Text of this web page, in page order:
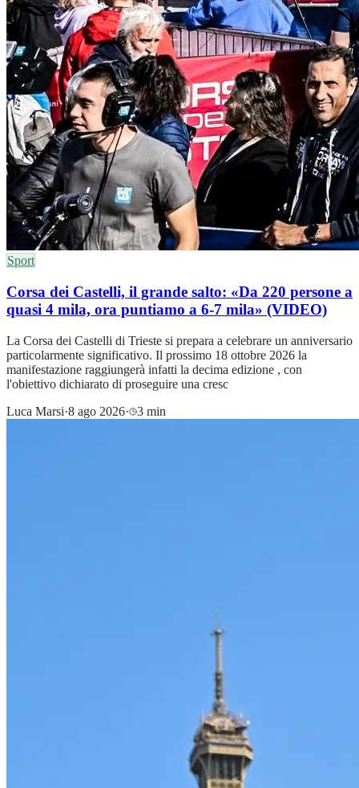
Sport
Corsa dei Castelli, il grande salto: «Da 220 persone a
quasi 4 mila, ora puntiamo a 6-7 mila» (VIDEO)
La Corsa dei Castelli di Trieste si prepara a celebrare un anniversario
particolarmente significativo. Il prossimo 18 ottobre 2026 la
manifestazione raggiungerà infatti la decima edizione , con
l'obiettivo dichiarato di proseguire una cresc
Luca Marsi·8 ago 2026· 3 min